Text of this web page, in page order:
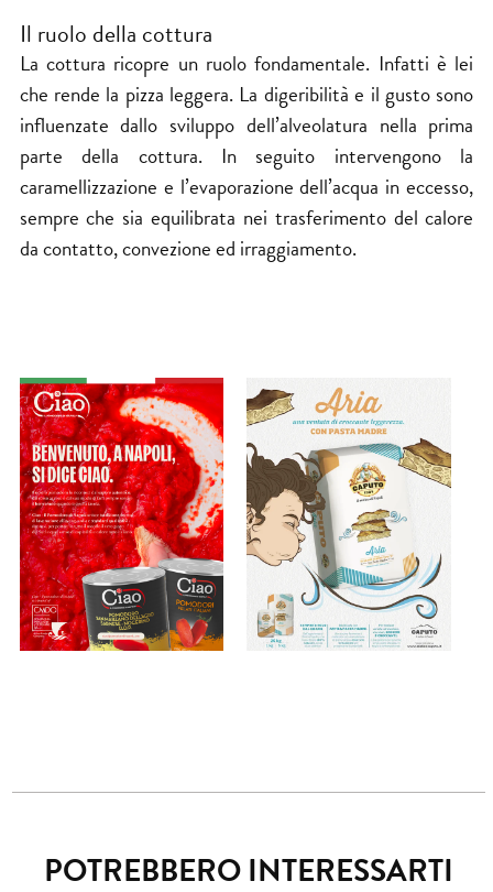
Il ruolo della cottura
La cottura ricopre un ruolo fondamentale. Infatti è lei
che rende la pizza leggera. La digeribilità e il gusto sono
influenzate dallo sviluppo dell’alveolatura nella prima
parte della cottura. In seguito intervengono la
caramellizzazione e l’evaporazione dell’acqua in eccesso,
sempre che sia equilibrata nei trasferimento del calore
da contatto, convezione ed irraggiamento.
POTREBBERO INTERESSARTI